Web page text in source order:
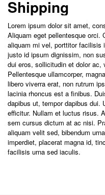
Shipping
Lorem ipsum dolor sit amet,
Aliquam eget pellentesque orci.
aliquam mi vel, porttitor facilisis
justo id ipsum dignissim, non
dui eros, sollicitudin et dolor ac,
Pellentesque ullamcorper,
libero viverra erat, non rutrum
lacinia rhoncus est a finibus.
dapibus ut, tempor dapibus dui.
efficitur. Nullam et luctus risus.
sem cursus dictum at ac nisi.
aliquam velit sed, bibendum
imperdiet, placerat magna id,
facilisis urna sed iaculis.